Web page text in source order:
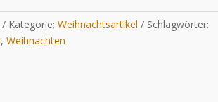
Kategorie: Weihnachtsartikel
Schlagwörter:
, Weihnachten